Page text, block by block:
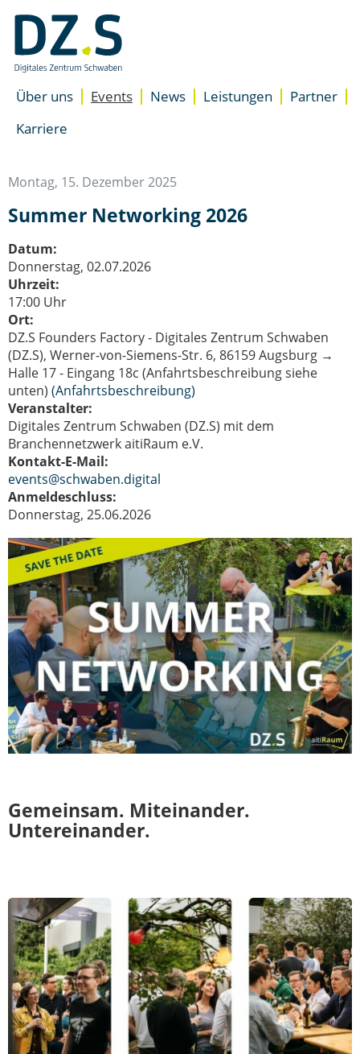
überspringen
Zum
Inhalt
Über uns
Standorte
Events News Leistungen
EXIST-
Partner
Karriere
Montag, 15. Dezember 2025
Summer Networking 2026
Datum:
Donnerstag, 02.07.2026
Uhrzeit:
17:00 Uhr
Ort:
DZ.S Founders Factory - Digitales Zentrum Schwaben
(DZ.S), Werner-von-Siemens-Str. 6, 86159 Augsburg →
Halle 17 - Eingang 18c (Anfahrtsbeschreibung siehe
unten) (Anfahrtsbeschreibung)
Veranstalter:
Digitales Zentrum Schwaben (DZ.S) mit dem
Branchennetzwerk aitiRaum e.V.
Kontakt-E-Mail:
events@schwaben.digital
Anmeldeschluss:
Donnerstag, 25.06.2026
Gemeinsam. Miteinander.
Untereinander.